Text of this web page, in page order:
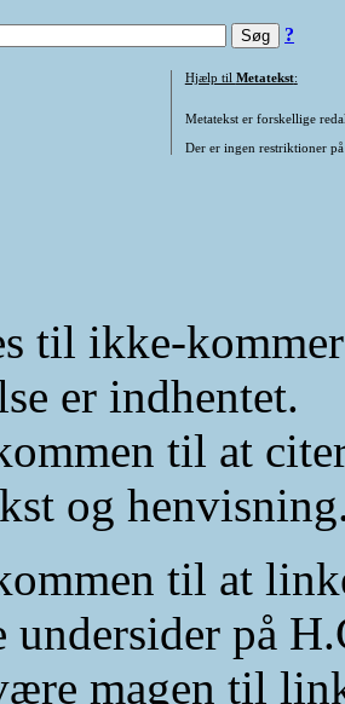
?
Hjælp til Metatekst:
Metatekst er forskellige
Der er ingen restriktioner
til ikke-
er indhentet.
til at
og
til at
på
magen til